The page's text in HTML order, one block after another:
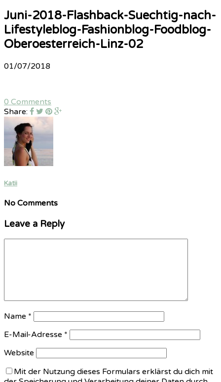
Juni-2018-Flashback-Suechtig-nach-
Lifestyleblog-Fashionblog-Foodblog-
Oberoesterreich-Linz-02
01/07/2018
0 Comments
Share:
Katii
No Comments
Leave a Reply
Name *
E-Mail-Adresse *
Website
Mit der Nutzung dieses Formulars erklärst du dich mit